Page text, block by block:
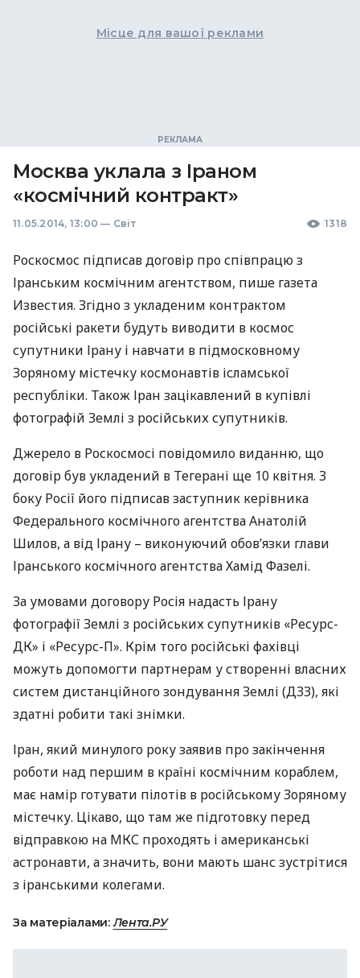
Місце для вашої реклами
Москва уклала з Іраном
«космічний контракт»
11.05.2014, 13:00 — Світ 1318
Роскосмос підписав договір про співпрацю з
Іранським космічним агентством, пише газета
Известия. Згідно з укладеним контрактом
російські ракети будуть виводити в космос
супутники Ірану і навчати в підмосковному
Зоряному містечку космонавтів ісламської
республіки. Також Іран зацікавлений в купівлі
фотографій Землі з російських супутників.
Джерело в Роскосмосі повідомило виданню, що
договір був укладений в Тегерані ще 10 квітня. З
боку Росії його підписав заступник керівника
Федерального космічного агентства Анатолій
Шилов, а від Ірану – виконуючий обов’язки глави
Іранського космічного агентства Хамід Фазелі.
За умовами договору Росія надасть Ірану
фотографії Землі з російських супутників «Ресурс-
ДК» і «Ресурс-П». Крім того російські фахівці
можуть допомогти партнерам у створенні власних
систем дистанційного зондування Землі (ДЗЗ), які
здатні робити такі знімки.
Іран, який минулого року заявив про закінчення
роботи над першим в країні космічним кораблем,
має намір готувати пілотів в російському Зоряному
містечку. Цікаво, що там же підготовку перед
відправкою на МКС проходять і американські
астронавти, а значить, вони мають шанс зустрітися
з іранськими колегами.
За матеріалами:Лента.РУ